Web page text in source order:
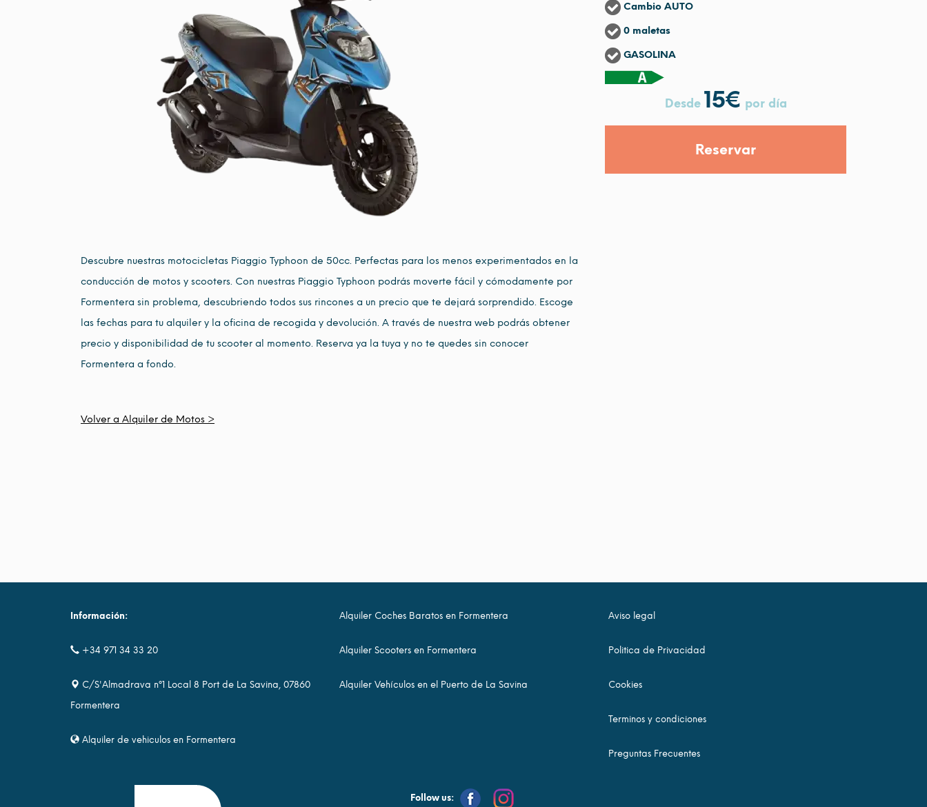
Descubre nuestras motocicletas Piaggio Typhoon de 50cc. Perfectas para los menos experimentados en la
conducción de motos y scooters. Con nuestras Piaggio Typhoon podrás moverte fácil y cómodamente por
Formentera sin problema, descubriendo todos sus rincones a un precio que te dejará sorprendido. Escoge
las fechas para tu alquiler y la oficina de recogida y devolución. A través de nuestra web podrás obtener
precio y disponibilidad de tu scooter al momento. Reserva ya la tuya y no te quedes sin conocer
Formentera a fondo.
Cambio AUTO
0 maletas
GASOLINA
Desde 15€ por día
Reservar
Volver a Alquiler de Motos >
Información:
+34 971 34 33 20
C/S'Almadrava nº1 Local 8 Port de La Savina, 07860
Formentera
Alquiler de vehiculos en Formentera
Alquiler Coches Baratos en Formentera
Alquiler Scooters en Formentera
Alquiler Vehículos en el Puerto de La Savina
Aviso legal
Politica de Privacidad
Cookies
Terminos y condiciones
Preguntas Frecuentes
Follow us: